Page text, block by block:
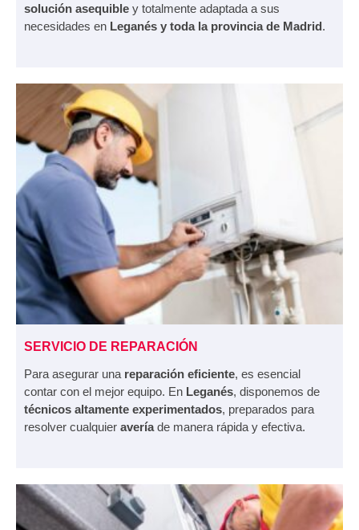
solución asequible y totalmente adaptada a sus
necesidades en Leganés y toda la provincia de Madrid.
SERVICIO DE REPARACIÓN
Para asegurar una reparación eficiente, es esencial
contar con el mejor equipo. En Leganés, disponemos de
técnicos altamente experimentados, preparados para
resolver cualquier averíade manera rápida y efectiva.